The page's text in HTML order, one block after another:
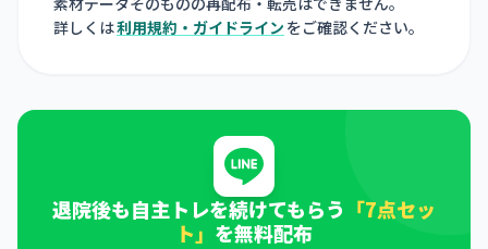
詳しくは利用規約・ガイドライン をご確認ください。
退院後も自主トレを続けてもらう 「7点セッ
ト」 を無料配布